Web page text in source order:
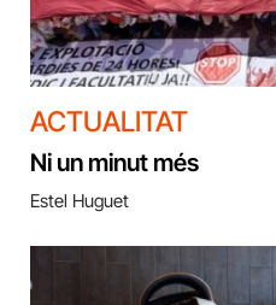
ACTUALITAT
Ni un minut més
Estel Huguet